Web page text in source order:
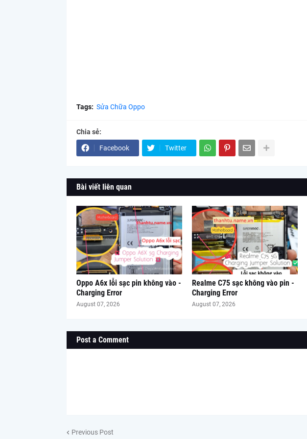
Tags: Sửa Chữa Oppo
Chia sẻ:
Facebook Twitter
Bài viết liên quan
Oppo A6x lỗi sạc pin không vào -
Charging Error
August 07, 2026
Realme C75 sạc không vào pin -
Charging Error
August 07, 2026
Post a Comment
Previous Post